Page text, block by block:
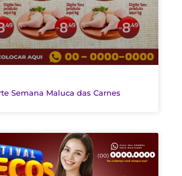
Semana Maluca das Carnes